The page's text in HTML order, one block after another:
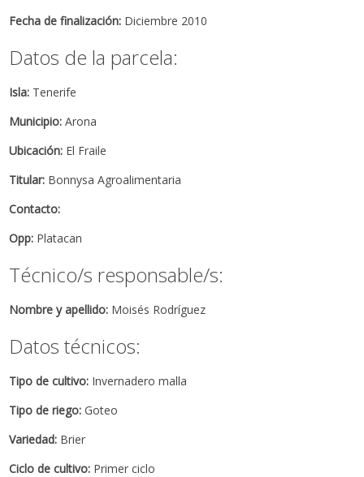
Fecha de finalización: Diciembre 2010
Datos de la parcela:
Isla: Tenerife
Municipio: Arona
Ubicación: El Fraile
Titular: Bonnysa Agroalimentaria
Contacto:
Opp: Platacan
Técnico/s responsable/s:
Nombre y apellido: Moisés Rodríguez
Datos técnicos:
Tipo de cultivo: Invernadero malla
Tipo de riego: Goteo
Variedad: Brier
Ciclo de cultivo: Primer ciclo